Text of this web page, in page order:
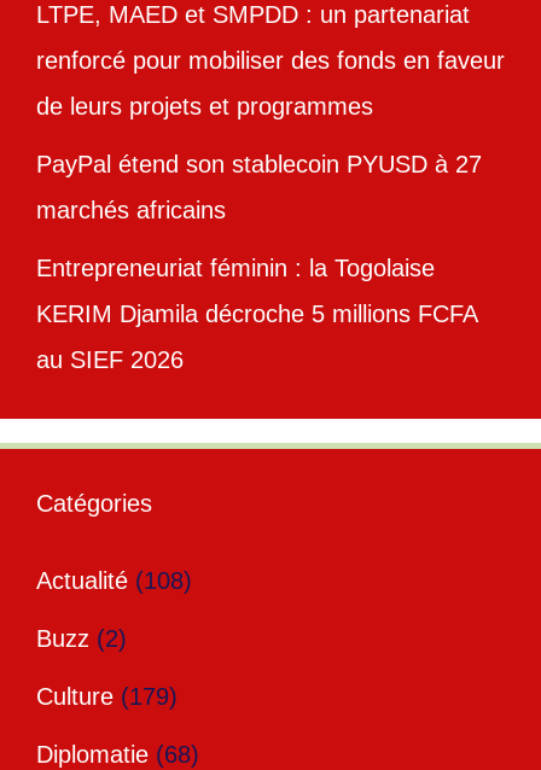
LTPE, MAED et SMPDD : un partenariat
renforcé pour mobiliser des fonds en faveur
de leurs projets et programmes
PayPal étend son stablecoin PYUSD à 27
marchés africains
Entrepreneuriat féminin : la Togolaise
KERIM Djamila décroche 5 millions FCFA
au SIEF 2026
Catégories
Actualité (108)
Buzz (2)
Culture (179)
Diplomatie (68)